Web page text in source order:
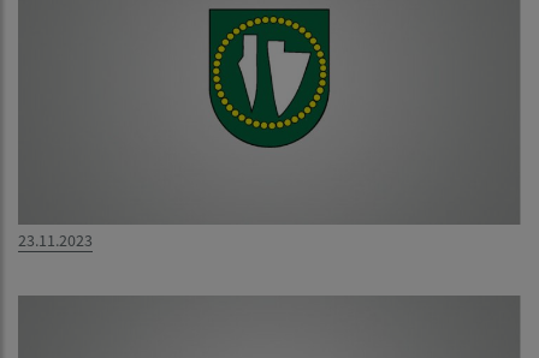
23.11.2023